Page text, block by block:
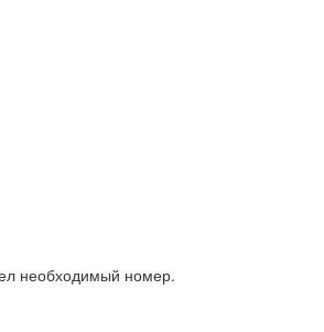
необходимый номер.